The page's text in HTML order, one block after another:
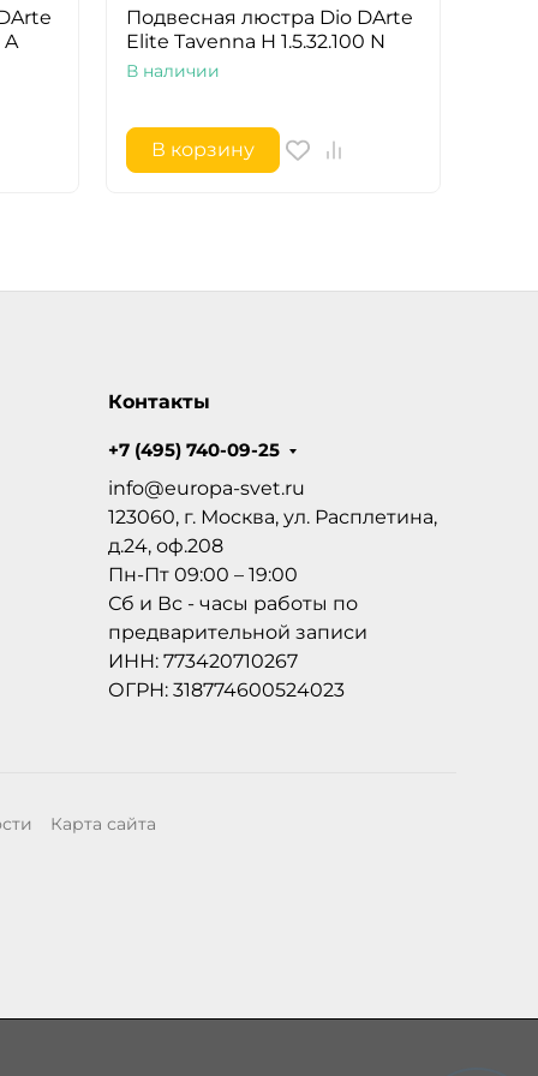
A
Подвесная люстра Dio DArte
Elite Tavenna H 1.5.32.100 N
В наличии
В корзину
Контакты
+7 (495) 740-09-25
info@europa-svet.ru
123060, г. Москва, ул. Расплетина,
д.24, оф.208
Пн-Пт 09:00 – 19:00
Сб и Вс - часы работы по
предварительной записи
ИНН: 773420710267
ОГРН: 318774600524023
Карта сайта